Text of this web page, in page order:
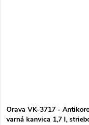
Orava VK-3717 -
varná kanvica 1,7 l,